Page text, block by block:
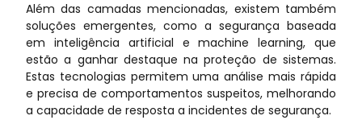
Além das camadas mencionadas, existem também
soluções emergentes, como a segurança baseada
em inteligência artificial e machine learning, que
estão a ganhar destaque na proteção de sistemas.
Estas tecnologias permitem uma análise mais rápida
e precisa de comportamentos suspeitos, melhorando
a capacidade de resposta a incidentes de segurança.